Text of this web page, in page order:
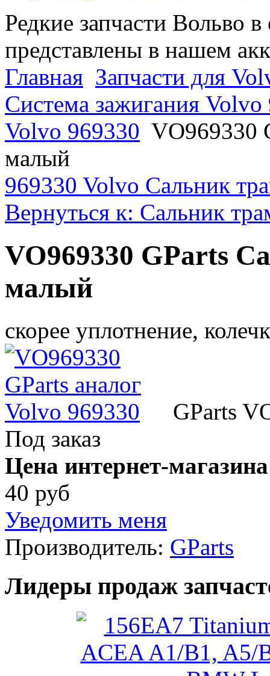
Редкие запчасти Вольво
представлены в нашем
Главная Запчасти для
Система зажигания Volvo
Volvo 969330 VO969330
малый
969330 Volvo Сальник
Вернуться к: Сальник
VO969330 GParts
малый
скорее уплотнение,
GParts
Под заказ
Цена интернет-
40 руб
Уведомить меня
Производитель: GParts
Лидеры продаж